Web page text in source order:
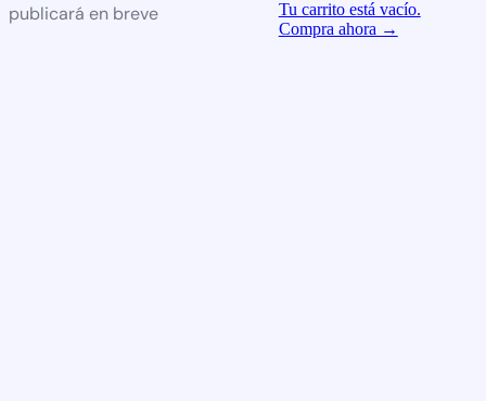
publicará en breve
Tu carrito está vacío.
Compra ahora →